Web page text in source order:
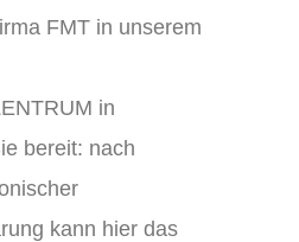
FMT in unserem
in
bereit: nach
kann hier das